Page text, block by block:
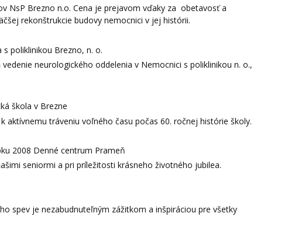
NsP Brezno n.o. Cena je prejavom vďaky za obetavosť a
rekonštrukcie budovy nemocnici v jej histórii.
poliklinikou Brezno, n. o.
neurologického oddelenia v Nemocnici s poliklinikou n. o.,
škola v Brezne
tráveniu voľného času počas 60. ročnej histórie školy.
2008 Denné centrum Prameň
seniormi a pri príležitosti krásneho životného jubilea.
spev je nezabudnuteľným zážitkom a inšpiráciou pre všetky